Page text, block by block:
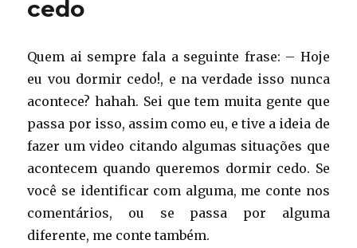
cedo
Quem ai sempre fala a seguinte frase: – Hoje
eu vou dormir cedo!, e na verdade isso nunca
acontece? hahah. Sei que tem muita gente que
passa por isso, assim como eu, e tive a ideia de
fazer um video citando algumas situações que
acontecem quando queremos dormir cedo. Se
você se identificar com alguma, me conte nos
comentários, ou se passa por alguma
diferente, me conte também.